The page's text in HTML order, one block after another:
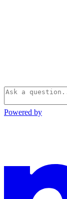
Powered by